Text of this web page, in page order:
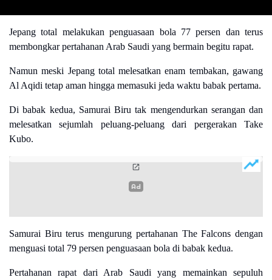
Jepang total melakukan penguasaan bola 77 persen dan terus
membongkar pertahanan Arab Saudi yang bermain begitu rapat.
Namun meski Jepang total melesatkan enam tembakan, gawang
Al Aqidi tetap aman hingga memasuki jeda waktu babak pertama.
Di babak kedua, Samurai Biru tak mengendurkan serangan dan
melesatkan sejumlah peluang-peluang dari pergerakan Take
Kubo.
Samurai Biru terus mengurung pertahanan The Falcons dengan
menguasi total 79 persen penguasaan bola di babak kedua.
Pertahanan rapat dari Arab Saudi yang memainkan sepuluh